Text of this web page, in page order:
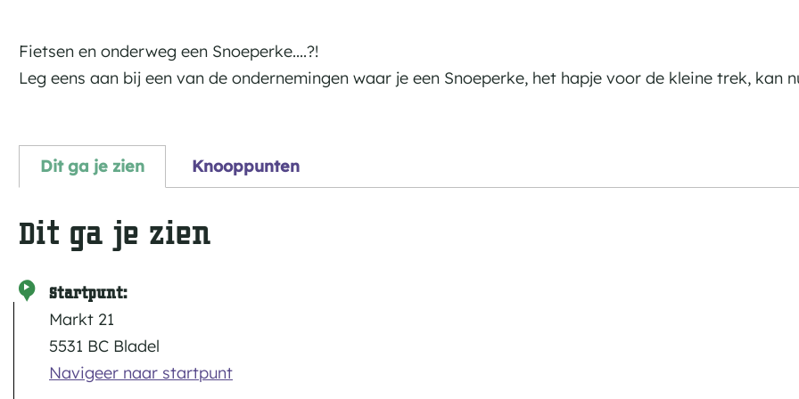
Fietsen en onderweg een Snoeperke....?!
Leg eens aan bij een van de ondernemingen waar je een Snoeperke, het hapje voor de kleine trek, kan
Dit ga je zien Knooppunten
Dit ga je zien
Startpunt:
Markt 21
5531 BC Bladel
Navigeer naar startpunt